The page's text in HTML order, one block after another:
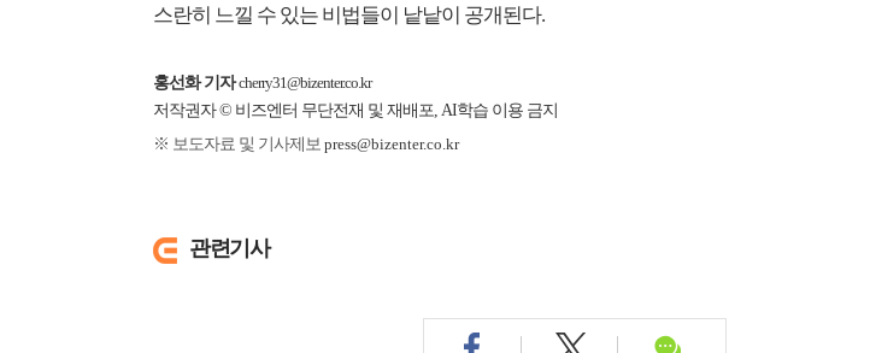
스란히 느낄 수 있는 비법들이 낱낱이 공개된다.
홍선화 기자 cherry31@bizenter.co.kr
저작권자 © 비즈엔터 무단전재 및 재배포, AI학습 이용 금지
※ 보도자료 및 기사제보 press@bizenter.co.kr
관련기사